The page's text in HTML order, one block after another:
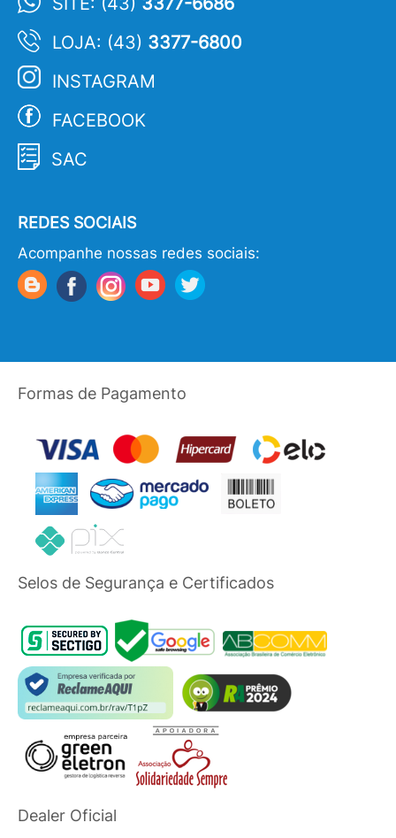
LOJA: (43) 3377-6800
INSTAGRAM
FACEBOOK
SAC
REDES SOCIAIS
Acompanhe nossas redes sociais:
Formas de Pagamento
Selos de Segurança e Certificados
Dealer Oficial